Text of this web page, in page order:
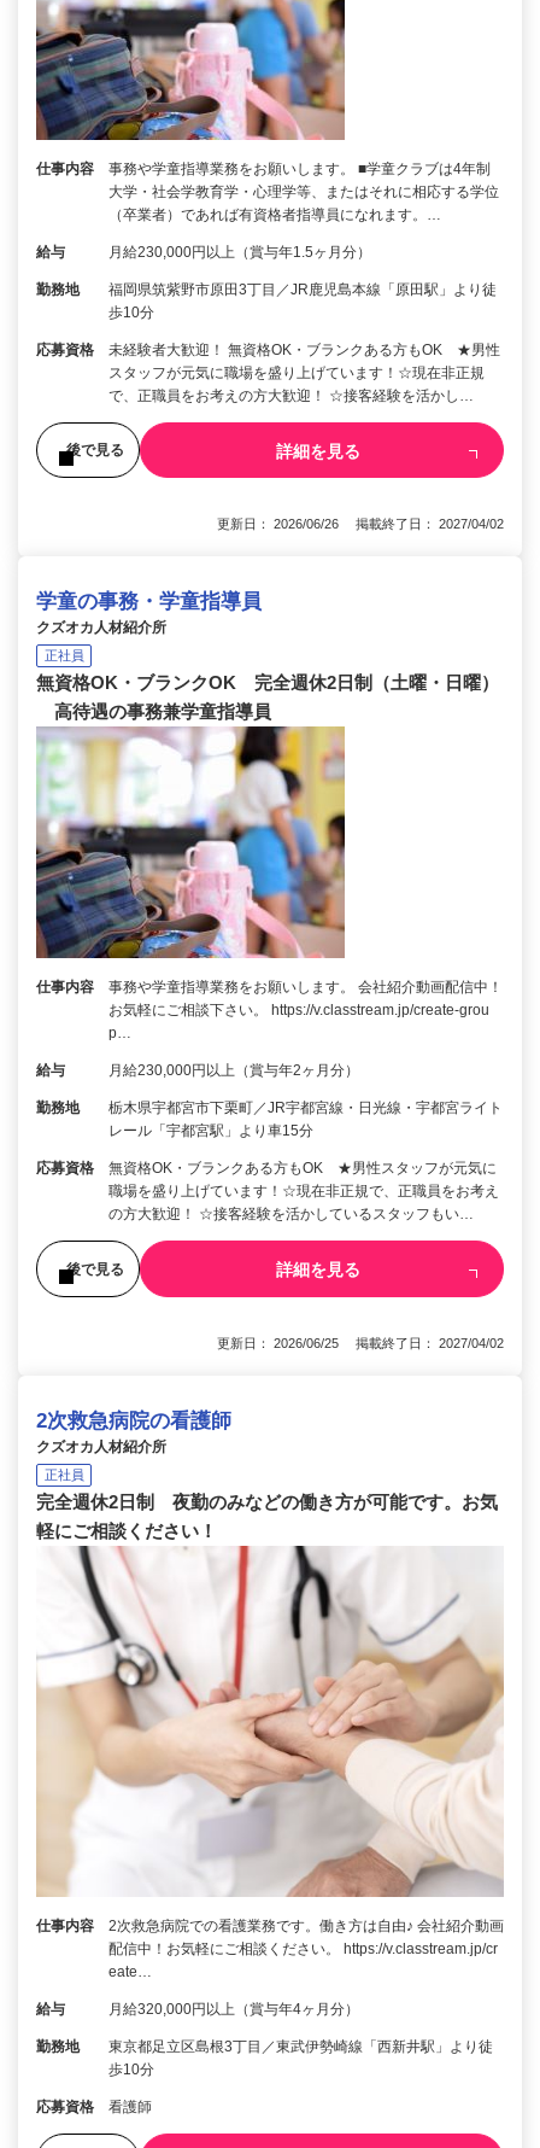
仕事内容
事務や学童指導業務をお願いします。 ■学童クラブは4年制
大学・社会学教育学・心理学等、またはそれに相応する学位
（卒業者）であれば有資格者指導員になれます。…
給与 月給230,000円以上（賞与年1.5ヶ月分）
勤務地
福岡県筑紫野市原田3丁目／JR鹿児島本線「原田駅」より徒
歩10分
応募資格
未経験者大歓迎！ 無資格OK・ブランクある方もOK ★男性
スタッフが元気に職場を盛り上げています！☆現在非正規
で、正職員をお考えの方大歓迎！ ☆接客経験を活かし…
後で見る 詳細を見る
更新日： 2026/06/26 掲載終了日： 2027/04/02
学童の事務・学童指導員
クズオカ人材紹介所
正社員
無資格OK・ブランクOK 完全週休2日制（土曜・日曜）
高待遇の事務兼学童指導員
仕事内容
事務や学童指導業務をお願いします。 会社紹介動画配信中！
お気軽にご相談下さい。 https://v.classtream.jp/create-grou
p…
給与 月給230,000円以上（賞与年2ヶ月分）
勤務地
栃木県宇都宮市下栗町／JR宇都宮線・日光線・宇都宮ライト
レール「宇都宮駅」より車15分
応募資格
無資格OK・ブランクある方もOK ★男性スタッフが元気に
職場を盛り上げています！☆現在非正規で、正職員をお考え
の方大歓迎！ ☆接客経験を活かしているスタッフもい…
後で見る 詳細を見る
更新日： 2026/06/25 掲載終了日： 2027/04/02
2次救急病院の看護師
クズオカ人材紹介所
正社員
完全週休2日制 夜勤のみなどの働き方が可能です。お気
軽にご相談ください！
仕事内容
2次救急病院での看護業務です。働き方は自由♪ 会社紹介動画
配信中！お気軽にご相談ください。 https://v.classtream.jp/cr
eate…
給与 月給320,000円以上（賞与年4ヶ月分）
勤務地
東京都足立区島根3丁目／東武伊勢崎線「西新井駅」より徒
歩10分
応募資格 看護師